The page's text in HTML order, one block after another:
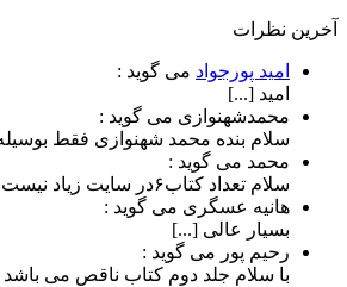
آخرین نظرات
امید پورجواد می گوید :
امید [...]
محمدشهنوازی می گوید :
سلام بنده محمد شهنوازی فقط
محمد می گوید :
سلام تعداد کتاب۶در سایت زیاد نیست [...]
هانیه عسگری می گوید :
بسیار عالی [...]
رحیم پور می گوید :
با سلام جلد دوم کتاب ناقص می